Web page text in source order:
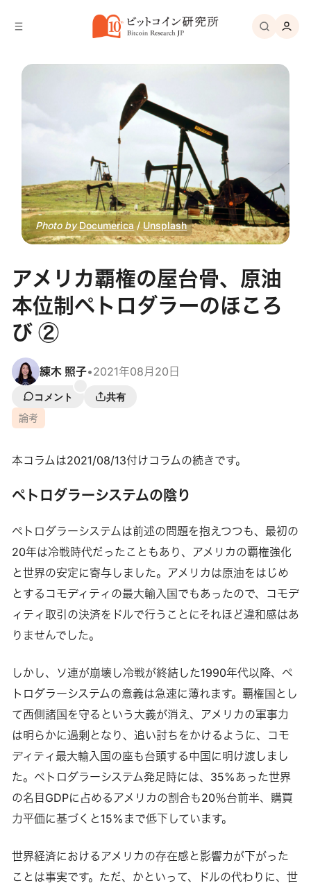
Photo by Documerica / Unsplash
アメリカ覇権の屋台骨、原油
本位制ペトロダラーのほころ
び ②
練木 照子•2021年08月20日
コメント
共有
論考
本コラムは2021/08/13付けコラムの続きです。
ペトロダラーシステムの陰り
ペトロダラーシステムは前述の問題を抱えつつも、最初の
20年は冷戦時代だったこともあり、アメリカの覇権強化
と世界の安定に寄与しました。アメリカは原油をはじめ
とするコモディティの最大輸入国でもあったので、コモデ
ィティ取引の決済をドルで行うことにそれほど違和感はあ
りませんでした。
しかし、ソ連が崩壊し冷戦が終結した1990年代以降、ペ
トロダラーシステムの意義は急速に薄れます。覇権国とし
て西側諸国を守るという大義が消え、アメリカの軍事力
は明らかに過剰となり、追い討ちをかけるように、コモ
ディティ最大輸入国の座も台頭する中国に明け渡しまし
た。ペトロダラーシステム発足時には、35%あった世界
の名目GDPに占めるアメリカの割合も20％台前半、購買
力平価に基づくと15%まで低下しています。
世界経済におけるアメリカの存在感と影響力が下がった
ことは事実です。ただ、かといって、ドルの代わりに、世